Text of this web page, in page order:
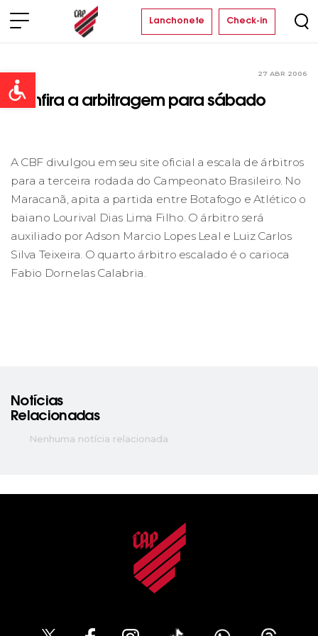
Open toolbar
Lanchonete Check-in
27 ABR 2006
Confira a arbitragem para sábado
A CBF divulgou em seu site oficial a escala de árbitros
para a terceira rodada do Campeonato Brasileiro. No
Maracanã, apita a partida entre Botafogo e Atlético o
baiano Lourival Dias Lima Filho. O árbitro será
auxiliado por Adson Marcio Lopes Leal e Luiz Carlos
Silva Teixeira. O quarto árbitro escalado é o carioca
Fabio Dornelas Calabria.
Notícias
Relacionadas
Nenhuma notícia relacionada